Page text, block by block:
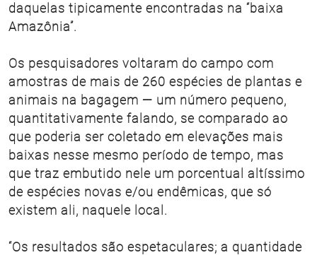
daquelas tipicamente encontradas na “baixa
Amazônia”.
Os pesquisadores voltaram do campo com
amostras de mais de 260 espécies de plantas e
animais na bagagem — um número pequeno,
quantitativamente falando, se comparado ao
que poderia ser coletado em elevações mais
baixas nesse mesmo período de tempo, mas
que traz embutido nele um porcentual altíssimo
de espécies novas e/ou endêmicas, que só
existem ali, naquele local.
“Os resultados são espetaculares; a quantidade